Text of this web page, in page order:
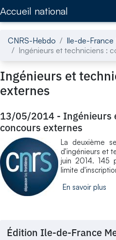
Accueil national
CNRS-Hebdo Ile-de-France
Ingénieurs et techniciens :
Ingénieurs et
externes
13/05/2014 - Ingénieurs
concours externes
La deuxième
d'ingénieurs et
juin 2014. 145
limite
En savoir plus
Édition Ile-de-France